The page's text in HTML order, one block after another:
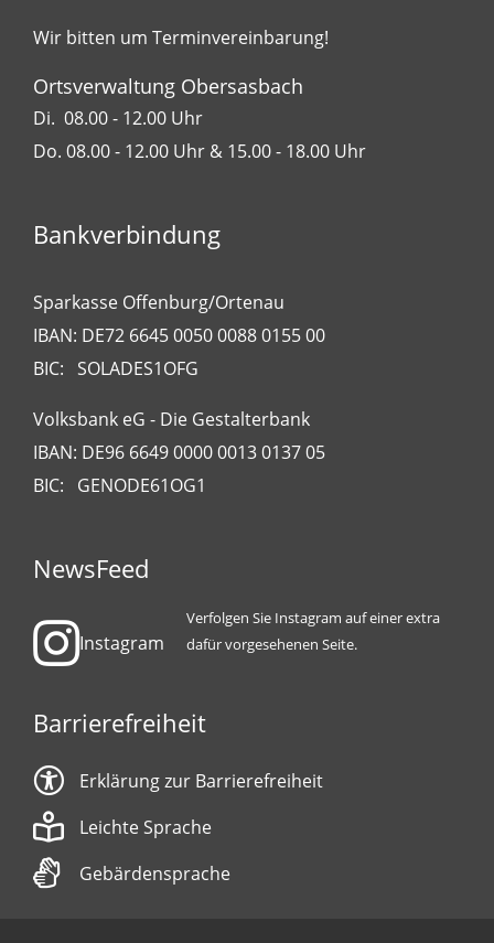
Wir bitten um Terminvereinbarung!
Ortsverwaltung Obersasbach
Di. 08.00 - 12.00 Uhr
Do. 08.00 - 12.00 Uhr & 15.00 - 18.00 Uhr
Bankverbindung
Sparkasse Offenburg/Ortenau
IBAN: DE72 6645 0050 0088 0155 00
BIC: SOLADES1OFG
Volksbank eG - Die Gestalterbank
IBAN: DE96 6649 0000 0013 0137 05
BIC: GENODE61OG1
NewsFeed
Instagram
Verfolgen Sie Instagram auf einer extra
dafür vorgesehenen Seite.
Barrierefreiheit
Erklärung zur Barrierefreiheit
Leichte Sprache
Gebärdensprache